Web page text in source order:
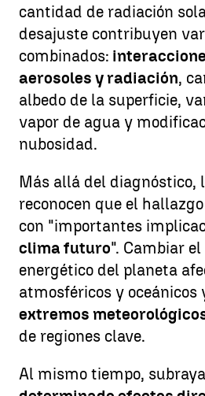
cantidad de radiación
desajuste contribuyen
combinados:
aerosoles y radiación,
albedo de la superficie,
vapor de agua y
nubosidad.
Más allá del diagnóstico,
reconocen que el
con "importantes
clima futuro". Cambiar
energético del planeta
atmosféricos y oceánicos
extremos
de regiones clave.
Al mismo tiempo,